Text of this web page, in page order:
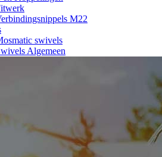
M22
swivels
Algemeen